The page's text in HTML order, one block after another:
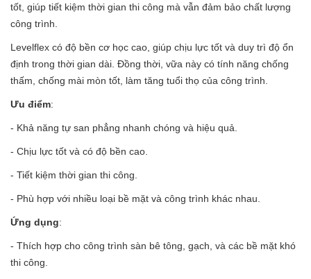
tốt, giúp tiết kiệm thời gian thi công mà vẫn đảm bảo chất lượng
công trình.
Levelflex có độ bền cơ học cao, giúp chịu lực tốt và duy trì độ ổn
định trong thời gian dài. Đồng thời, vữa này có tính năng chống
thấm, chống mài mòn tốt, làm tăng tuổi thọ của công trình.
Ưu điểm:
- Khả năng tự san phẳng nhanh chóng và hiệu quả.
- Chịu lực tốt và có độ bền cao.
- Tiết kiệm thời gian thi công.
- Phù hợp với nhiều loại bề mặt và công trình khác nhau.
Ứng dụng:
- Thích hợp cho công trình sàn bê tông, gạch, và các bề mặt khó
thi công.